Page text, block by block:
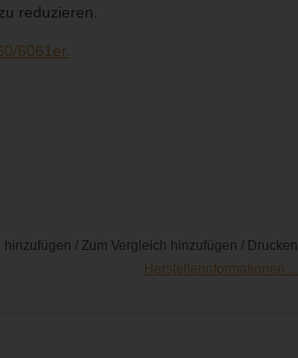
reduzieren.
6061er.
hinzufügen / Zum Vergleich hinzufügen / Drucken
Herstellerinformationen ...